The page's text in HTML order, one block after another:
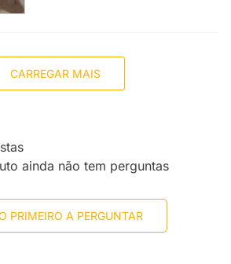
CARREGAR MAIS
ainda não tem perguntas
PRIMEIRO A PERGUNTAR